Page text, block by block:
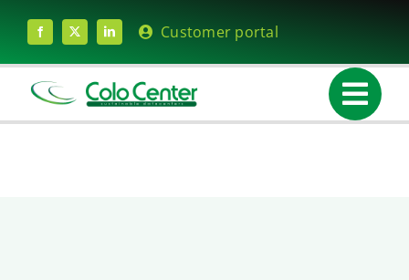
content
Customer portal